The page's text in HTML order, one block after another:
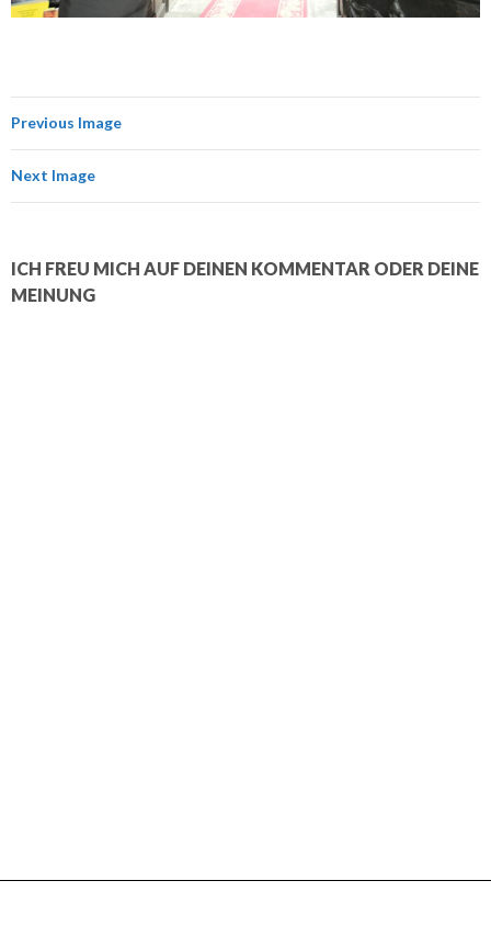
Previous Image
Next Image
ICH FREU MICH AUF DEINEN KOMMENTAR ODER DEINE
MEINUNG